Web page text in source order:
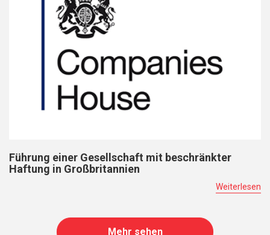
Führung einer Gesellschaft mit beschränkter
Haftung in Großbritannien
Weiterlesen
Mehr sehen